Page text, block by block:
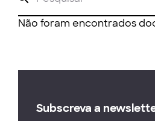
Não foram encontrados
Subscreva a